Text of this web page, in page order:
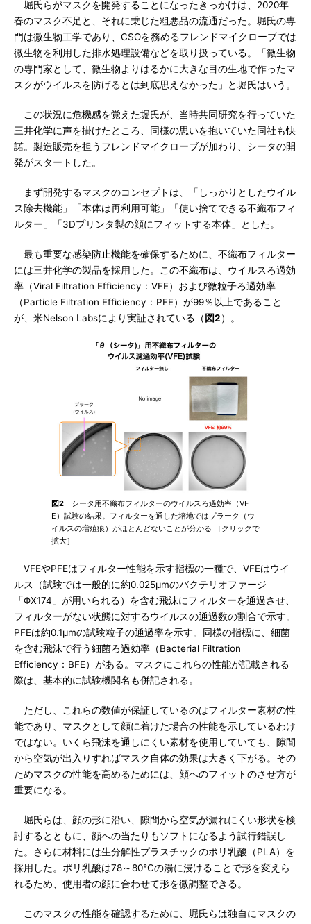
堀氏らがマスクを開発することになったきっかけは、2020年
春のマスク不足と、それに乗じた粗悪品の流通だった。堀氏の専
門は微生物工学であり、CSOを務めるフレンドマイクローブでは
微生物を利用した排水処理設備などを取り扱っている。「微生物
の専門家として、微生物よりはるかに大きな目の生地で作ったマ
スクがウイルスを防げるとは到底思えなかった」と堀氏はいう。
この状況に危機感を覚えた堀氏が、当時共同研究を行っていた
三井化学に声を掛けたところ、同様の思いを抱いていた同社も快
諾。製造販売を担うフレンドマイクローブが加わり、シータの開
発がスタートした。
まず開発するマスクのコンセプトは、「しっかりとしたウイル
ス除去機能」「本体は再利用可能」「使い捨てできる不織布フィ
ルター」「3Dプリンタ製の顔にフィットする本体」とした。
最も重要な感染防止機能を確保するために、不織布フィルター
には三井化学の製品を採用した。この不織布は、ウイルスろ過効
率（Viral Filtration Efficiency：VFE）および微粒子ろ過効率
（Particle Filtration Efficiency：PFE）が99％以上であること
が、米Nelson Labsにより実証されている（ 図2）。
図2 シータ用不織布フィルターのウイルスろ過効率（VF
E）試験の結果。フィルターを通した培地ではプラーク（ウ
イルスの増殖痕）がほとんどないことが分かる ［クリックで
拡大］
VFEやPFEはフィルター性能を示す指標の一種で、VFEはウイ
ルス（試験では一般的に約0.025μmのバクテリオファージ
「ΦX174」が用いられる）を含む飛沫にフィルターを通過させ、
フィルターがない状態に対するウイルスの通過数の割合で示す。
PFEは約0.1μmの試験粒子の通過率を示す。同様の指標に、細菌
を含む飛沫で行う細菌ろ過効率（Bacterial Filtration
Efficiency：BFE）がある。マスクにこれらの性能が記載される
際は、基本的に試験機関名も併記される。
ただし、これらの数値が保証しているのはフィルター素材の性
能であり、マスクとして顔に着けた場合の性能を示しているわけ
ではない。いくら飛沫を通しにくい素材を使用していても、隙間
から空気が出入りすればマスク自体の効果は大きく下がる。その
ためマスクの性能を高めるためには、顔へのフィットのさせ方が
重要になる。
堀氏らは、顔の形に沿い、隙間から空気が漏れにくい形状を検
討するとともに、顔への当たりもソフトになるよう試行錯誤し
た。さらに材料には生分解性プラスチックのポリ乳酸（PLA）を
採用した。ポリ乳酸は78～80℃の湯に浸けることで形を変えら
れるため、使用者の顔に合わせて形を微調整できる。
このマスクの性能を確認するために、堀氏らは独自にマスクの